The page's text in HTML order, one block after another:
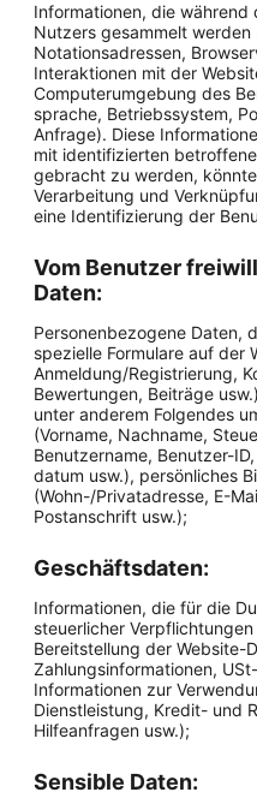
Informationen, die während
Nutzers gesammelt werden
Notationsadressen,
Interaktionen mit der
Computerumgebung des
sprache, Betriebssystem,
Anfrage). Diese
mit identifizierten
gebracht zu werden,
Verarbeitung und
eine Identifizierung der
Vom Benutzer
Daten:
Personenbezogene Daten,
spezielle Formulare auf der
Anmeldung/Registrierung,
Bewertungen, Beiträge
unter anderem Folgendes
(Vorname, Nachname,
Benutzername, Benutzer-
datum usw.), persönliches
(Wohn-/Privatadresse, E-
Postanschrift usw.);
Geschäftsdaten:
Informationen, die für die
steuerlicher
Bereitstellung der Website-
Zahlungsinformationen,
Informationen zur
Dienstleistung, Kredit- und
Hilfeanfragen usw.);
Sensible Daten: